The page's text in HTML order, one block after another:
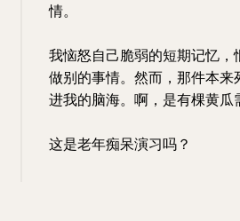
情。
我恼怒自己脆弱的短期记忆，
做别的事情。然而，那件本
进我的脑海。啊，是有棵黄瓜
这是老年痴呆演习吗？